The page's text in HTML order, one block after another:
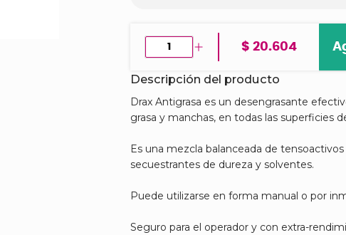
$ 20.604
Descripción del producto
Drax Antigrasa es un desengrasante
grasa y manchas, en todas las superficies
Es una mezcla balanceada de tensoactivos
secuestrantes de dureza y solventes.
Puede utilizarse en forma manual o por
Seguro para el operador y con extra-